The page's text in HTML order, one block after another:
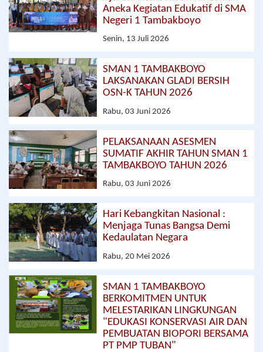
Aneka Kegiatan Edukatif di SMA
Negeri 1 Tambakboyo
Senin, 13 Juli 2026
SMAN 1 TAMBAKBOYO
LAKSANAKAN GLADI BERSIH
OSN-K TAHUN 2026
Rabu, 03 Juni 2026
PELAKSANAAN ASESMEN
SUMATIF AKHIR TAHUN SMAN 1
TAMBAKBOYO TAHUN 2026
Rabu, 03 Juni 2026
Hari Kebangkitan Nasional :
Menjaga Tunas Bangsa Demi
Kedaulatan Negara
Rabu, 20 Mei 2026
SMAN 1 TAMBAKBOYO
BERKOMITMEN UNTUK
MELESTARIKAN LINGKUNGAN
"EDUKASI KONSERVASI AIR DAN
PEMBUATAN BIOPORI BERSAMA
PT PMP TUBAN"